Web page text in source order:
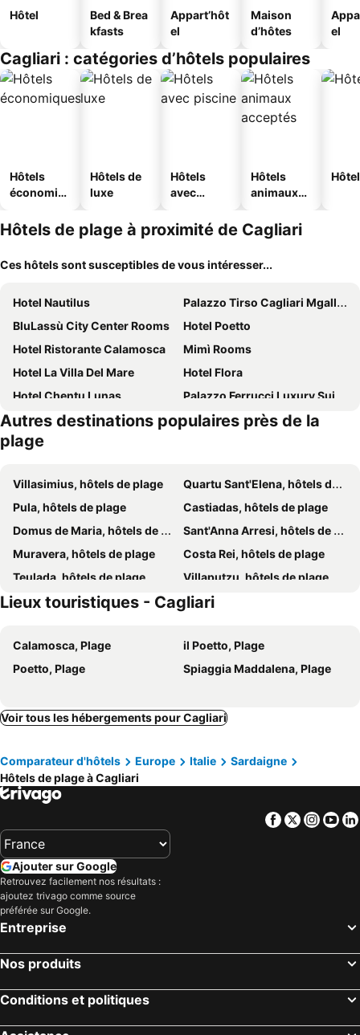
Hôtel
Bed & Brea
kfasts
Appart’hôt
el
Maison
d’hôtes
el
Cagliari : catégories d’hôtels populaires
Hôtels
économiq
Hôtels de
luxe
Hôtels
avec
Hôtels
animaux
Hôtels de plage à proximité de Cagliari
Ces hôtels sont susceptibles de vous intéresser...
Hotel Nautilus
Palazzo Tirso Cagliari Mgallery
BluLassù City Center Rooms
Hotel Poetto
Hotel Ristorante Calamosca
Mimì Rooms
Hotel La Villa Del Mare
Hotel Flora
Hotel Chentu Lunas
Palazzo Ferrucci Luxury Suites
Best Western Hotel Residence Italia
Ariedo Bed And Breakfast
Hotel Su Meriagu
Autres destinations populaires près de la
plage
Villasimius, hôtels de plage
Quartu Sant'Elena, hôtels de plage
Pula, hôtels de plage
Castiadas, hôtels de plage
Domus de Maria, hôtels de plage
Sant'Anna Arresi, hôtels de plage
Muravera, hôtels de plage
Costa Rei, hôtels de plage
Teulada, hôtels de plage
Villaputzu, hôtels de plage
Capoterra, hôtels de plage
Sinnai, hôtels de plage
Quartucciu, hôtels de plage
Lieux touristiques - Cagliari
Calamosca, Plage
il Poetto, Plage
Poetto, Plage
Spiaggia Maddalena, Plage
Voir tous les hébergements pour Cagliari
Comparateur d'hôtels Europe Italie
Sardaigne
Hôtels de plage à Cagliari
Facebook
Twitter
Ajouter sur Google
Retrouvez facilement nos résultats :
ajoutez trivago comme source
préférée sur Google.
Entreprise
Nos produits
Conditions et politiques